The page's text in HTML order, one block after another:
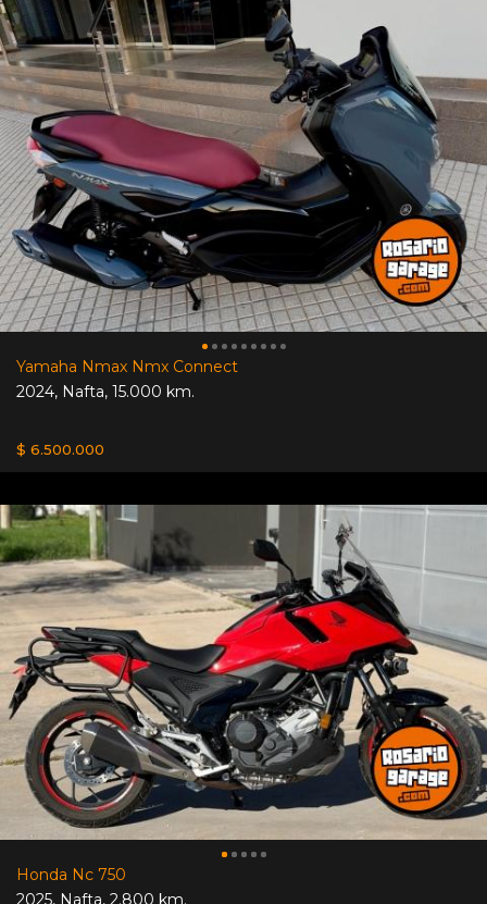
Yamaha Nmax Nmx Connect
2024, Nafta, 15.000 km.
$ 6.500.000
Honda Nc 750
2025, Nafta, 2.800 km.